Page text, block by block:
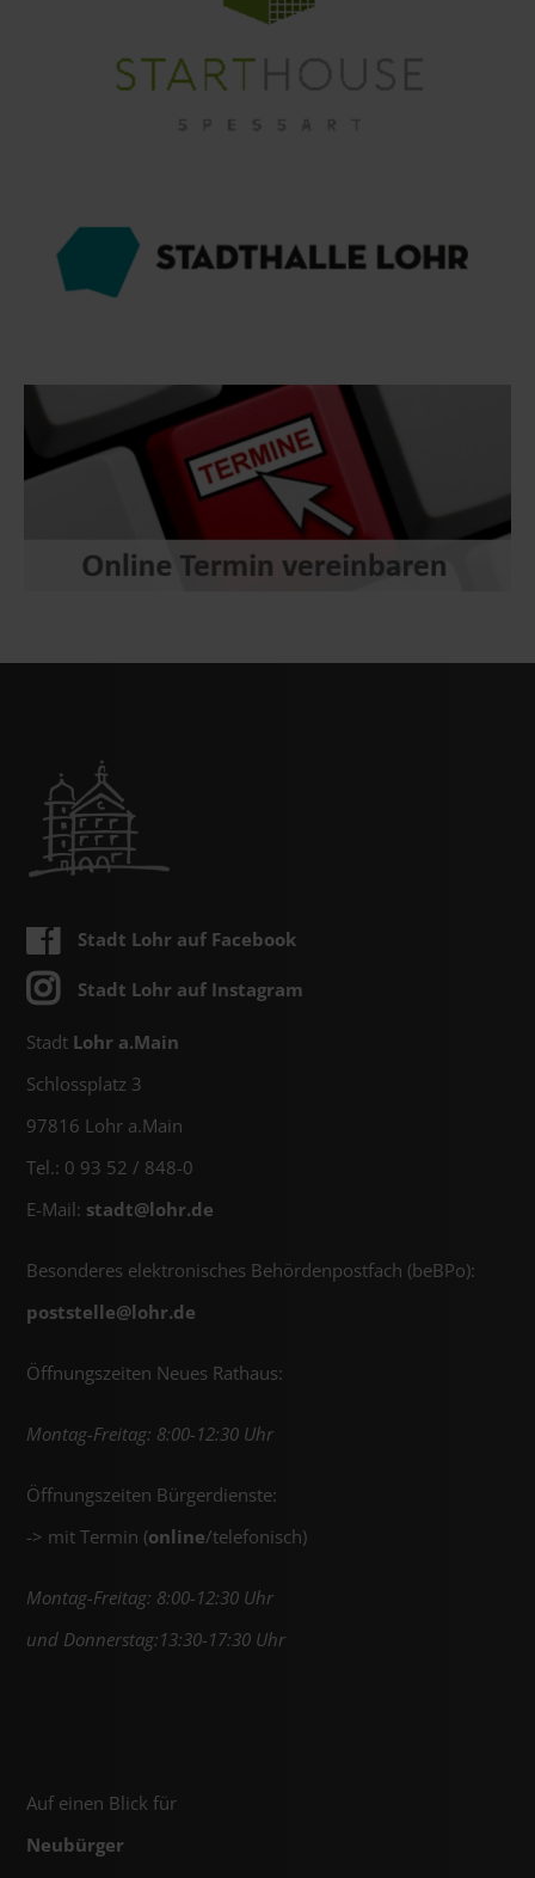
Stadt Lohr auf Facebook
Stadt Lohr auf Instagram
Stadt Lohr a.Main
Schlossplatz 3
97816 Lohr a.Main
Tel.: 0 93 52 / 848-0
E-Mail: stadt@lohr.de
Besonderes elektronisches Behördenpostfach (beBPo):
poststelle@lohr.de
Öffnungszeiten Neues Rathaus:
Montag-Freitag: 8:00-12:30 Uhr
Öffnungszeiten Bürgerdienste:
-> mit Termin (online/telefonisch)
Montag-Freitag: 8:00-12:30 Uhr
und Donnerstag:13:30-17:30 Uhr
Auf einen Blick für
Neubürger